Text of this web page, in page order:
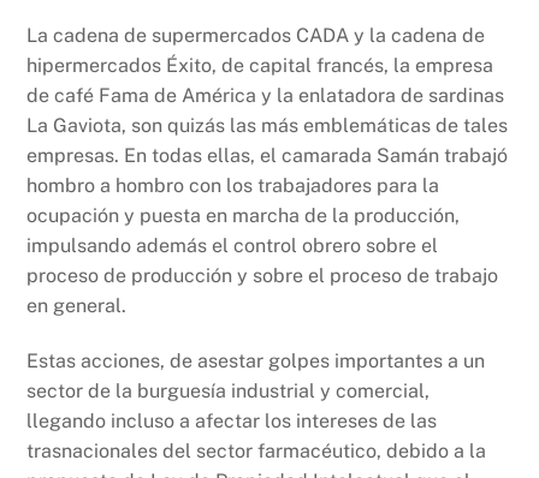
La cadena de supermercados CADA y la cadena de
hipermercados Éxito, de capital francés, la empresa
de café Fama de América y la enlatadora de sardinas
La Gaviota, son quizás las más emblemáticas de tales
empresas. En todas ellas, el camarada Samán trabajó
hombro a hombro con los trabajadores para la
ocupación y puesta en marcha de la producción,
impulsando además el control obrero sobre el
proceso de producción y sobre el proceso de trabajo
en general.
Estas acciones, de asestar golpes importantes a un
sector de la burguesía industrial y comercial,
llegando incluso a afectar los intereses de las
trasnacionales del sector farmacéutico, debido a la